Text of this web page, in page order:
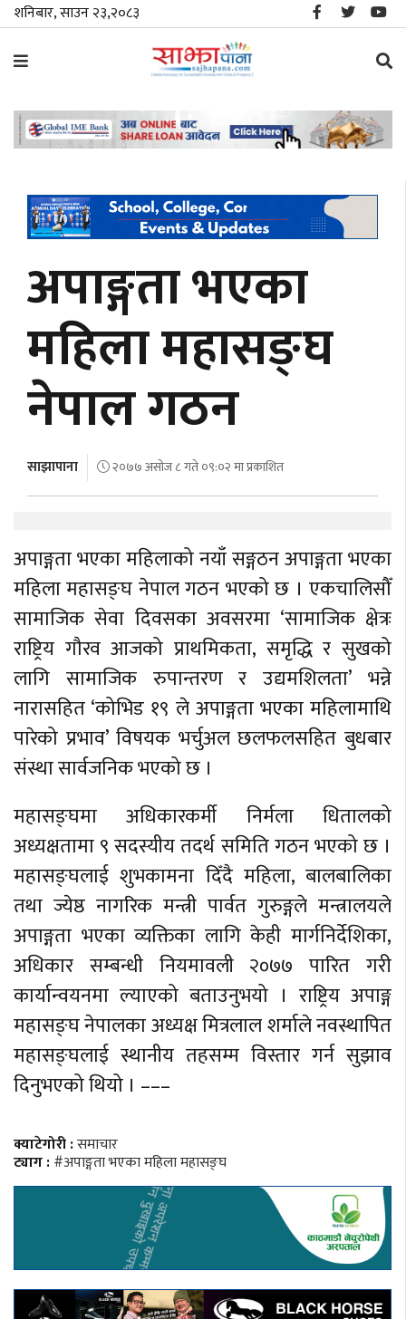
शनिबार, साउन २३,२०८३
समाचार
स्थानीय
जीवनशैली
मनोरञ्जन/
साहित्य
अर्थ
अन्तरवार्ता
विचार/
अपाङ्गता भएका
महिला महासङ्घ
नेपाल गठन
साझापाना २०७७ असोज ८ गते ०९:०२ मा प्रकाशित
अपाङ्गता भएका महिलाको नयाँ सङ्गठन अपाङ्गता भएका
महिला महासङ्घ नेपाल गठन भएको छ । एकचालिसौँ
सामाजिक सेवा दिवसका अवसरमा ‘सामाजिक क्षेत्रः
राष्ट्रिय गौरव आजको प्राथमिकता, समृद्धि र सुखको
लागि सामाजिक रुपान्तरण र उद्यमशिलता’ भन्ने
नारासहित ‘कोभिड १९ ले अपाङ्गता भएका महिलामाथि
पारेको प्रभाव’ विषयक भर्चुअल छलफलसहित बुधबार
संस्था सार्वजनिक भएको छ ।
महासङ्घमा अधिकारकर्मी निर्मला धितालको
अध्यक्षतामा ९ सदस्यीय तदर्थ समिति गठन भएको छ ।
महासङ्घलाई शुभकामना दिँदै महिला, बालबालिका
तथा ज्येष्ठ नागरिक मन्त्री पार्वत गुरुङ्गले मन्त्रालयले
अपाङ्गता भएका व्यक्तिका लागि केही मार्गनिर्देशिका,
अधिकार सम्बन्धी नियमावली २०७७ पारित गरी
कार्यान्वयनमा ल्याएको बताउनुभयो । राष्ट्रिय अपाङ्ग
महासङ्घ नेपालका अध्यक्ष मित्रलाल शर्माले नवस्थापित
महासङ्घलाई स्थानीय तहसम्म विस्तार गर्न सुझाव
दिनुभएको थियो । –––
क्याटेगोरी :समाचार
ट्याग :#अपाङ्गता भएका महिला महासङ्घ